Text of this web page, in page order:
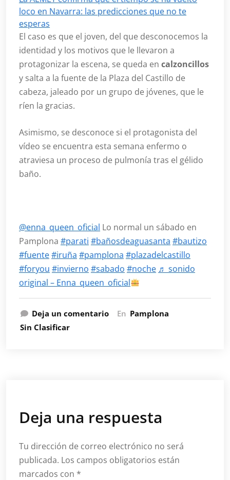
loco en Navarra: las predicciones que no te
esperas
El caso es que el joven, del que desconocemos la
identidad y los motivos que le llevaron a
protagonizar la escena, se queda en calzoncillos
y salta a la fuente de la Plaza del Castillo de
cabeza, jaleado por un grupo de jóvenes, que le
ríen la gracias.
Asimismo, se desconoce si el protagonista del
vídeo se encuentra esta semana enfermo o
atraviesa un proceso de pulmonía tras el gélido
baño.
@enna_queen_oficial Lo normal un sábado en
Pamplona #parati #bañosdeaguasanta #bautizo
#fuente#iruña #pamplona #plazadelcastillo
#foryou #invierno #sabado #noche ♬ sonido
original – Enna_queen_oficial
Deja un comentario En Pamplona
Sin Clasificar
Deja una respuesta
Tu dirección de correo electrónico no será
publicada. Los campos obligatorios están
marcados con *